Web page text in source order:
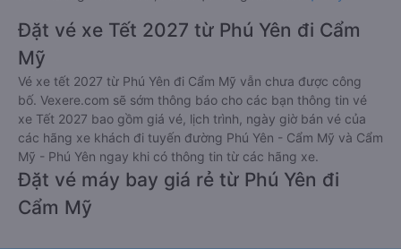
Đặt vé xe Tết 2027 từ Phú Yên đi Cẩm
Mỹ
Vé xe tết 2027 từ Phú Yên đi Cẩm Mỹ vẫn chưa được công
bố. Vexere.com sẽ sớm thông báo cho các bạn thông tin vé
xe Tết 2027 bao gồm giá vé, lịch trình, ngày giờ bán vé của
các hãng xe khách đi tuyến đường Phú Yên - Cẩm Mỹ và Cẩm
Mỹ - Phú Yên ngay khi có thông tin từ các hãng xe.
Đặt vé máy bay giá rẻ từ Phú Yên đi
Cẩm Mỹ